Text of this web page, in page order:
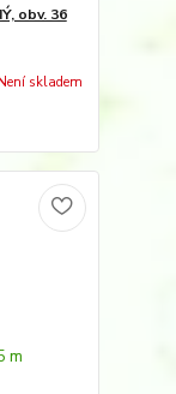
obv. 36
skladem